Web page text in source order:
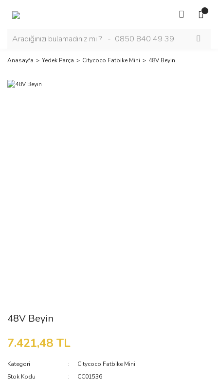
Anasayfa Yedek Parça Citycoco Fatbike Mini 48V Beyin
48V Beyin
7.421,48 TL
Kategori
Citycoco Fatbike Mini
Stok Kodu
CC01536